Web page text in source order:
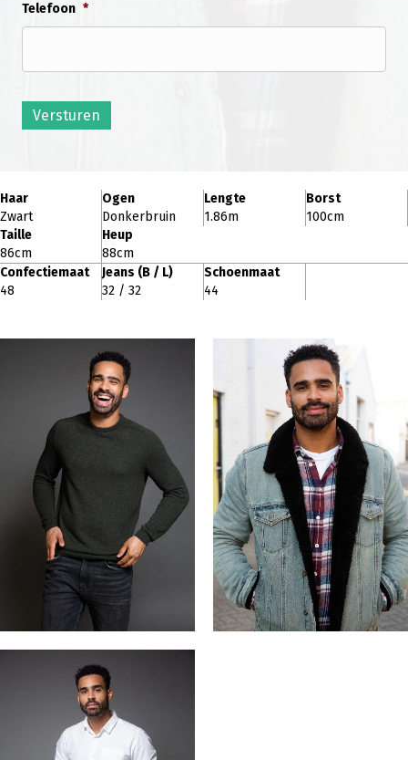
Telefoon *
Versturen
Haar
Zwart
Ogen
Donkerbruin
Lengte
1.86m
Borst
100cm
Taille
86cm
Heup
88cm
Confectiemaat
48
Jeans (B / L)
32 / 32
Schoenmaat
44